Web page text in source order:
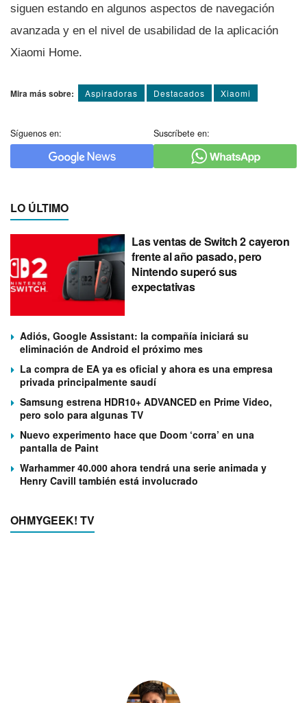
siguen estando en algunos aspectos de navegación
avanzada y en el nivel de usabilidad de la aplicación
Xiaomi Home.
Mira más sobre: Aspiradoras Destacados Xiaomi
Síguenos en: Suscríbete en:
LO ÚLTIMO
Las ventas de Switch 2 cayeron
frente al año pasado, pero
Nintendo superó sus
expectativas
Adiós, Google Assistant: la compañía iniciará su
eliminación de Android el próximo mes
La compra de EA ya es oficial y ahora es una empresa
privada principalmente saudí
Samsung estrena HDR10+ ADVANCED en Prime Video,
pero solo para algunas TV
Nuevo experimento hace que Doom ‘corra’ en una
pantalla de Paint
Warhammer 40.000 ahora tendrá una serie animada y
Henry Cavill también está involucrado
OHMYGEEK! TV